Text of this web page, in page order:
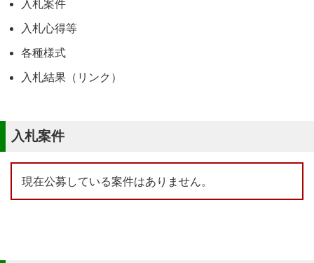
入札案件
入札心得等
各種様式
入札結果（リンク）
入札案件
現在公募している案件はありません。